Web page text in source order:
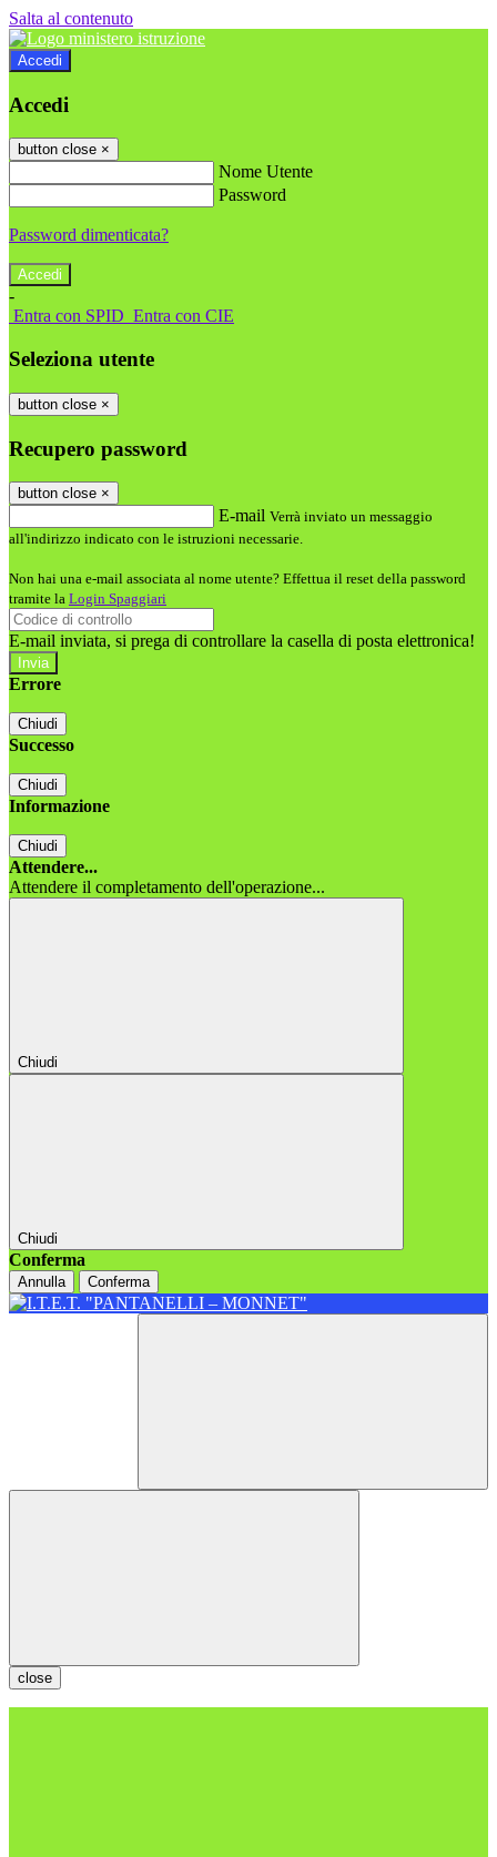
Salta al contenuto
Accedi
Accedi
button close ×
Nome Utente
Password
Password dimenticata?
-
Entra con SPID Entra con CIE
Seleziona utente
button close ×
Recupero password
button close ×
E-mail Verrà inviato un messaggio
all'indirizzo indicato con le istruzioni necessarie.
Non hai una e-mail associata al nome utente? Effettua il reset della password
tramite la Login Spaggiari
E-mail inviata, si prega di controllare la casella di posta elettronica!
Errore
Chiudi
Successo
Chiudi
Informazione
Chiudi
Attendere...
Attendere il completamento dell'operazione...
Chiudi
Chiudi
Conferma
Annulla Conferma
close